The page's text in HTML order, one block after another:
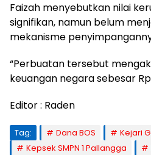
Faizah menyebutkan nilai
signifikan, namun belum
mekanisme
“Perbuatan tersebut
keuangan negara sebesar Rp
Editor : Raden
Tag: Dana BOS
Kejari
Kepsek SMPN 1 Pallangga